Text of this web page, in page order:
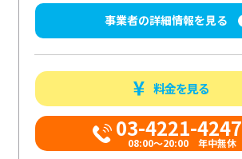
事業者の詳細情報を見る
料金を見る
03-4221-4247
08:00～20:00 年中無休